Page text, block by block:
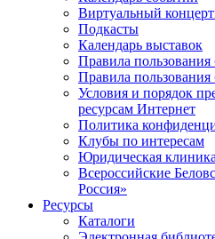
Виртуальный
Подкасты
Календарь выставок
Правила пользования
Правила
Условия и порядок
ресурсам Интернет
Политика
Клубы по интересам
Юридическая клиника
Всероссийские
Россия»
Ресурсы
Каталоги